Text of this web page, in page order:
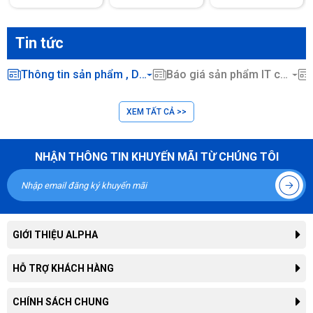
Tin tức
Thông tin sản phẩm , Dịch vụ CNTT ... Báo giá sản phẩm IT chính hãng
XEM TẤT CẢ >>
NHẬN THÔNG TIN KHUYẾN MÃI TỪ CHÚNG TÔI
GIỚI THIỆU ALPHA
Giới thiệu công ty
Thông tin tuyển dụng
HỖ TRỢ KHÁCH HÀNG
Tra cứu đơn hàng
CHÍNH SÁCH CHUNG